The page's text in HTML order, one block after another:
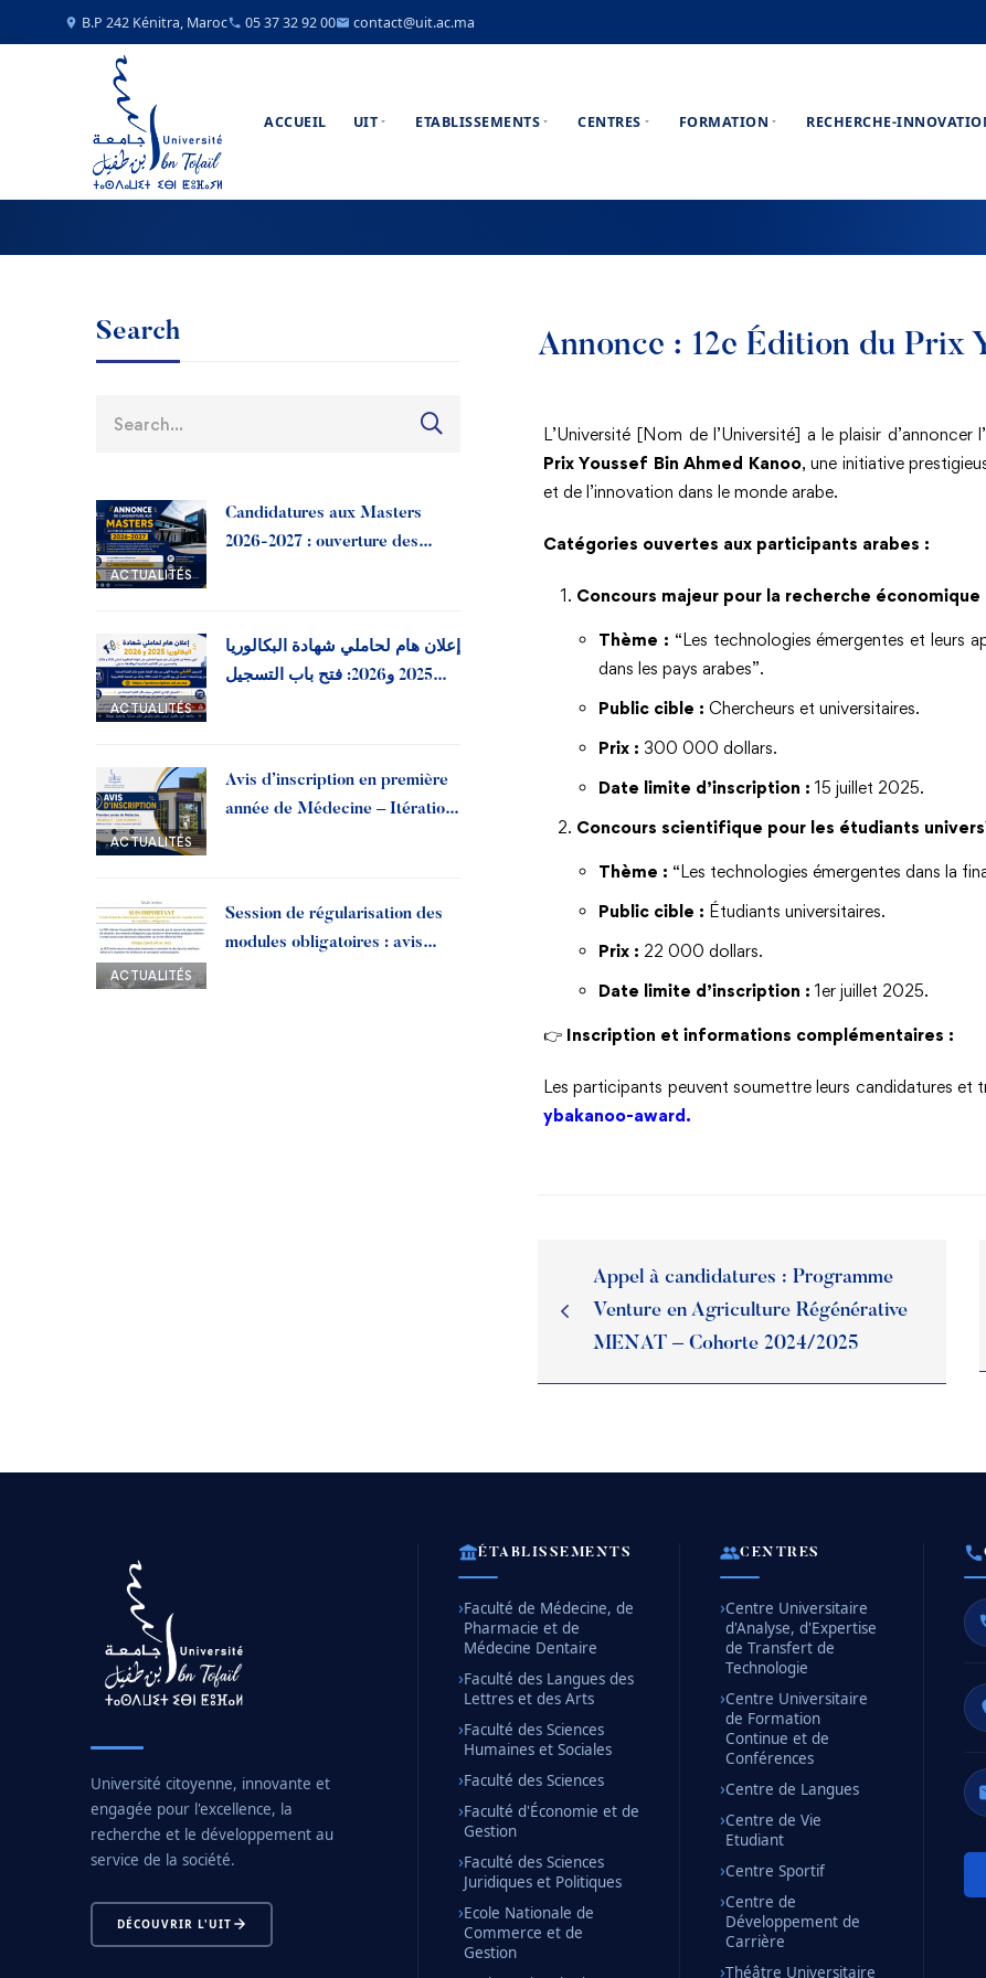
B.P 242 Kénitra, Maroc 05 37 32 92 00 contact@uit.ac.ma
ACCUEIL UIT ETABLISSEMENTS CENTRES FORMATION RECHERCHE-
Search
ACTUALITÉS
Candidatures aux Masters
2026-2027 : ouverture des
ACTUALITÉS
إعلان هام لحاملي شهادة البكالوريا
2025 و2026: فتح باب التسجيل
ACTUALITÉS
Avis d’inscription en première
année de Médecine – Itération
ACTUALITÉS
Session de régularisation des
modules obligatoires : avis
Annonce : 12e Édition du Prix
L’Université [Nom de l’Université] a le plaisir
Prix Youssef Bin Ahmed Kanoo, une initiative
et de l’innovation dans le monde arabe.
Catégories ouvertes aux participants arabes :
Concours majeur pour la recherche économique
Thème : “Les technologies émergentes et leurs
dans les pays arabes”.
Public cible : Chercheurs et universitaires.
Prix : 300 000 dollars.
Date limite d’inscription : 15 juillet 2025.
Concours scientifique pour les étudiants
Thème : “Les technologies émergentes dans la
Public cible : Étudiants universitaires.
Prix : 22 000 dollars.
Date limite d’inscription : 1er juillet 2025.
👉 Inscription et informations complémentaires :
Les participants peuvent soumettre leurs candidatures et
ybakanoo-award.
Appel à candidatures : Programme
Venture en Agriculture Régénérative
MENAT – Cohorte 2024/2025
Université citoyenne, innovante et
engagée pour l'excellence, la
recherche et le développement au
service de la société.
DÉCOUVRIR L'UIT
ÉTABLISSEMENTS
Faculté de Médecine, de
Pharmacie et de
Médecine Dentaire
Faculté des Langues des
Lettres et des Arts
Faculté des Sciences
Humaines et Sociales
Faculté des Sciences
Faculté d'Économie et de
Gestion
Faculté des Sciences
Juridiques et Politiques
Ecole Nationale de
Commerce et de
Gestion
CENTRES
Centre Universitaire
d'Analyse, d'Expertise
de Transfert de
Technologie
Centre Universitaire
de Formation
Continue et de
Conférences
Centre de Langues
Centre de Vie
Etudiant
Centre Sportif
Centre de
Développement de
Carrière
Théâtre Universitaire